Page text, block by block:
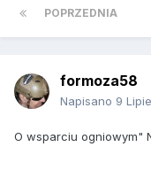
POPRZEDNIA
formoza58
Napisano 9
O wsparciu ogniowym"